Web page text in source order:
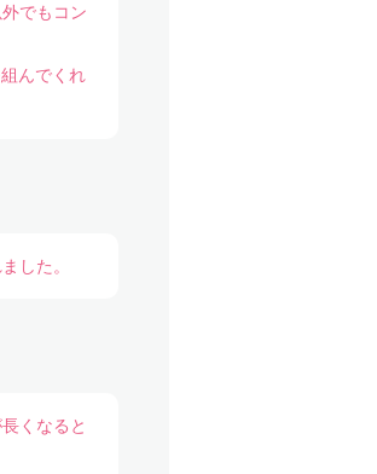
でもコン
んでくれ
した。
くなると